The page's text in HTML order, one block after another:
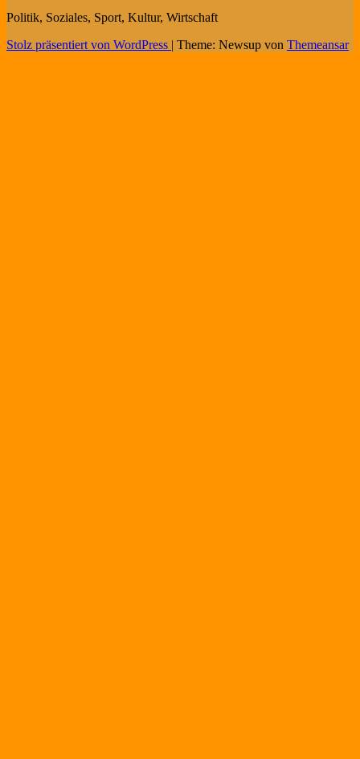
Politik, Soziales, Sport, Kultur, Wirtschaft
Stolz präsentiert von WordPress | Theme: Newsup von Themeansar